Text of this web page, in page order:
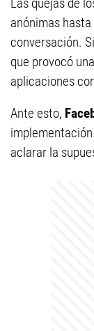
anónimas
conversación.
que provocó
aplicaciones
Ante esto,
aclarar la